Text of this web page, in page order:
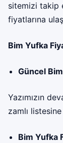
sitemizi takip
fiyatlarına
Bim Yufka
Güncel
Yazımızın
zamlı
Bim Yufka